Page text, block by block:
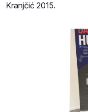
Kranjčić 2015.